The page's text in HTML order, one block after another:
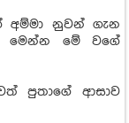
නුවන් ගැන
මෙන්න මේ වගේ
පුතාගේ ආසාව